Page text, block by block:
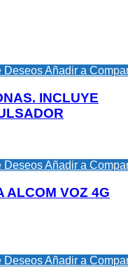
DeseosAñadir a
INCLUYE
DeseosAñadir a
ALCOM VOZ 4G
DeseosAñadir a